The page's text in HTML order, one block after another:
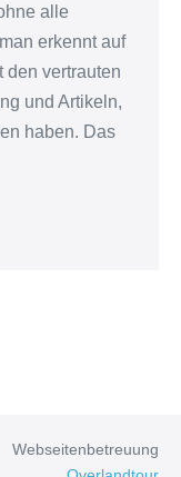
alle
erkennt auf
den vertrauten
und Artikeln,
haben. Das
Webseitenbetreuung